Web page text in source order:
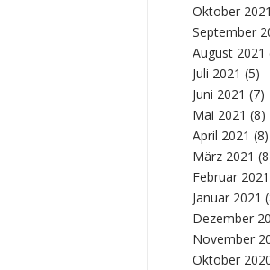
Oktober 2021
September
August 2021
Juli 2021 (5)
Juni 2021 (7)
Mai 2021 (8)
April 2021 (8)
März 2021
Februar 2021
Januar 2021
Dezember
November
Oktober